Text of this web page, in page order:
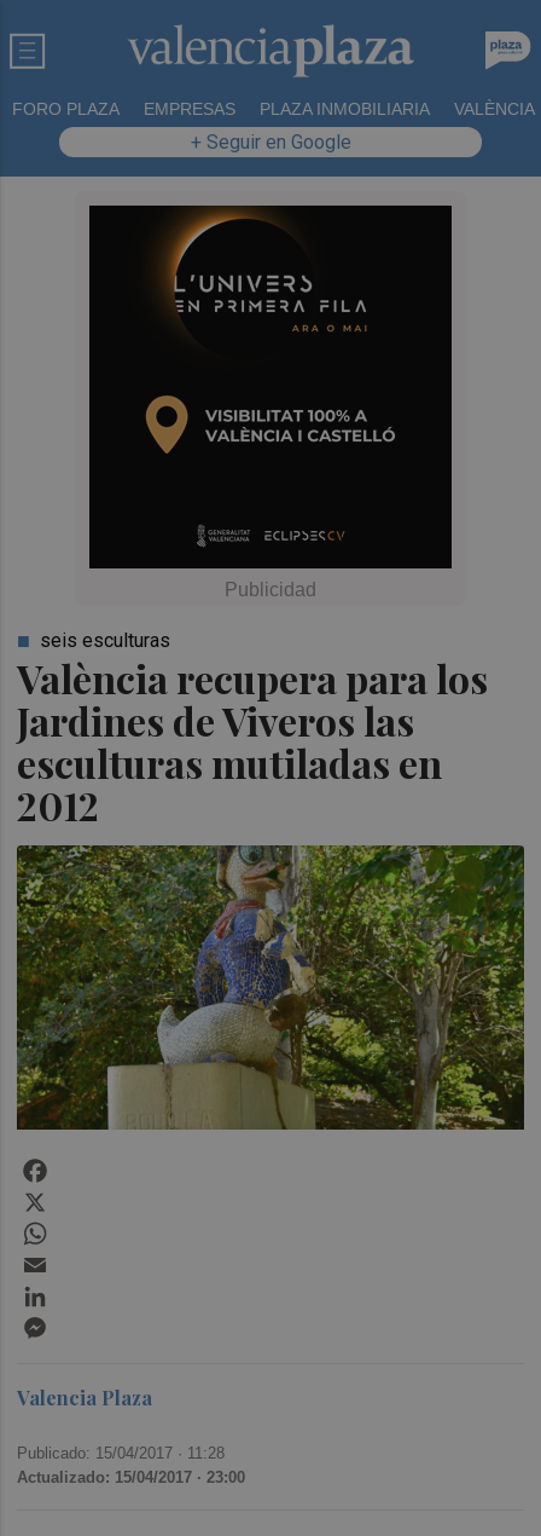
FORO PLAZA EMPRESAS PLAZA INMOBILIARIA VALÈNCIA
+ Seguir en Google
València recupera para los
Jardines de Viveros las
esculturas mutiladas en
2012
seis esculturas
Valencia Plaza
Publicado: 15/04/2017 · 11:28
Actualizado: 15/04/2017 · 23:00